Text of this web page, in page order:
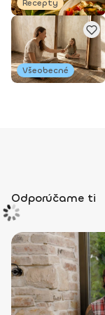
Recepty
Všeobecné
Odporúčame ti